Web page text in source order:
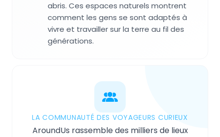
abris. Ces espaces naturels montrent
comment les gens se sont adaptés à
vivre et travailler sur la terre au fil des
générations.
LA COMMUNAUTÉ DES VOYAGEURS CURIEUX
AroundUs rassemble des milliers de lieux